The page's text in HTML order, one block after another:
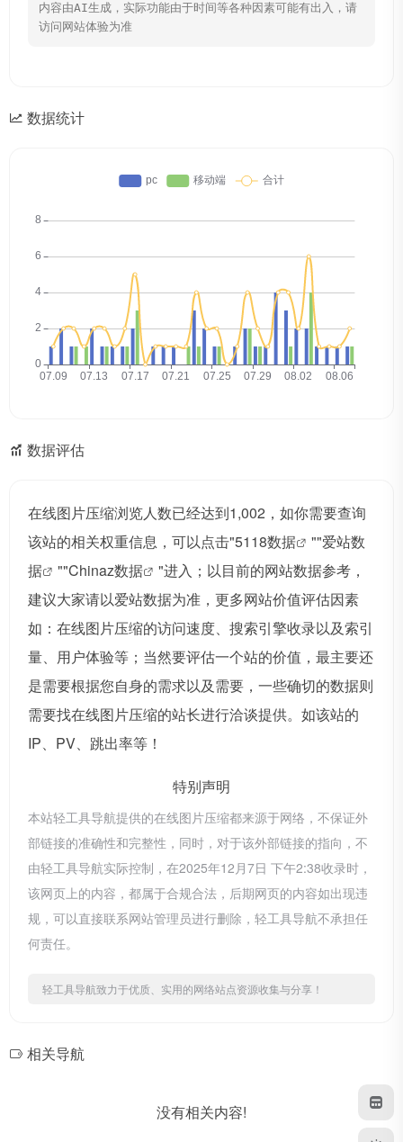
内容由AI生成，实际功能由于时间等各种因素可能有出入，请
访问网站体验为准
数据统计
数据评估
在线图片压缩浏览人数已经达到1,002，如你需要查询
该站的相关权重信息，可以点击"5118数据 ""爱站数
据
""Chinaz数据
"进入；以目前的网站数据参考，
建议大家请以爱站数据为准，更多网站价值评估因素
如：在线图片压缩的访问速度、搜索引擎收录以及索引
量、用户体验等；当然要评估一个站的价值，最主要还
是需要根据您自身的需求以及需要，一些确切的数据则
需要找在线图片压缩的站长进行洽谈提供。如该站的
IP、PV、跳出率等！
特别声明
本站轻工具导航提供的在线图片压缩都来源于网络，不保证外
部链接的准确性和完整性，同时，对于该外部链接的指向，不
由轻工具导航实际控制，在2025年12月7日 下午2:38收录时，
该网页上的内容，都属于合规合法，后期网页的内容如出现违
规，可以直接联系网站管理员进行删除，轻工具导航不承担任
何责任。
轻工具导航致力于优质、实用的网络站点资源收集与分享！
相关导航
没有相关内容!